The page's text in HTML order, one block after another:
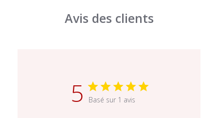
Avis des clients
5 Basé sur 1 avis